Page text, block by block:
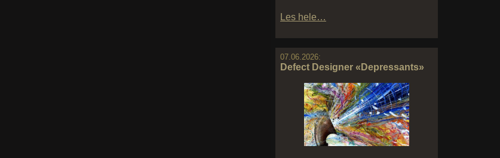
Les hele…
07.06.2026:
Defect Designer «Depressants»